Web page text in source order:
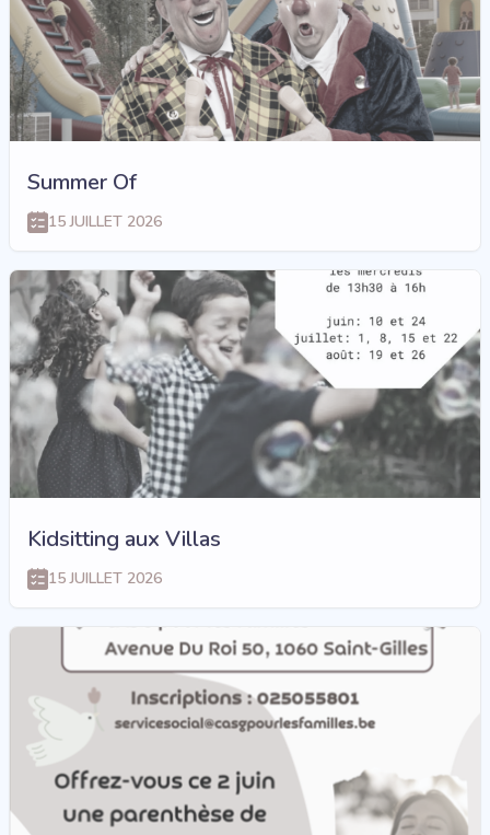
Summer Of
15 JUILLET 2026
Kidsitting aux Villas
15 JUILLET 2026